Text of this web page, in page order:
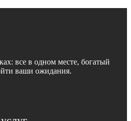
все в одном месте, богатый
ваши ожидания.